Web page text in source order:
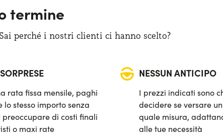
termine
perché i nostri clienti ci hanno scelto?
rata fissa mensile, paghi
lo stesso importo senza
preoccupare di costi finali
o maxi rate
NESSUN ANTICIPO
I prezzi indicati sono
decidere se versare
quale misura,
alle tue necessità